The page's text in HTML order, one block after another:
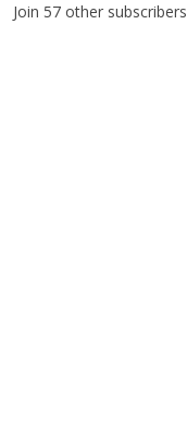
Join 57 other subscribers